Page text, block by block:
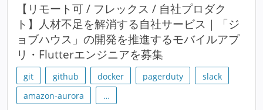
【リモート可 / フレックス / 自社プロダク
ト】人材不足を解消する自社サービス｜「ジ
ョブハウス」の開発を推進するモバイルアプ
リ・Flutterエンジニアを募集
git github docker pagerduty
slack
amazon-aurora
…